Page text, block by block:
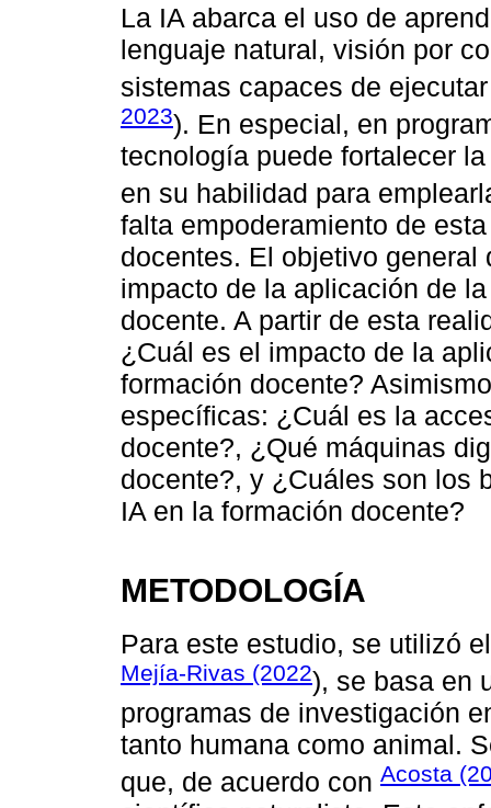
La IA abarca el uso de
lenguaje natural, visión por
sistemas capaces de
2023). En especial, en
tecnología puede fortalecer
en su habilidad para
falta empoderamiento de
docentes. El objetivo
impacto de la aplicación de
docente. A partir de esta
¿Cuál es el impacto de la
formación docente?
específicas: ¿Cuál es la
docente?, ¿Qué máquinas
docente?, y ¿Cuáles son los
IA en la formación docente?
METODOLOGÍA
Para este estudio, se utilizó
Mejía-Rivas (2022), se basa en
programas de investigación
tanto humana como animal.
que, de acuerdo con Acosta